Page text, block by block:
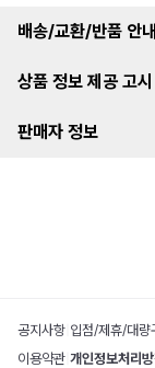
배송/교환/반품 안내
상품 정보 제공 고시
판매자 정보
공지사항 입점/제휴/대량
이용약관 개인정보처리